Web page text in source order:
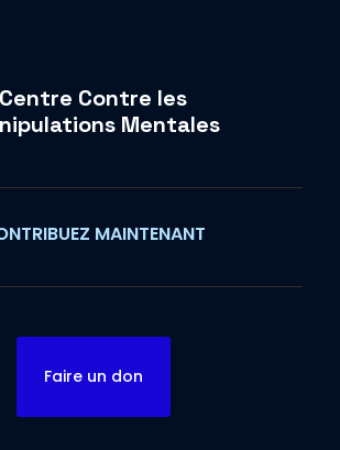
Centre Contre les
Mentales
MAINTENANT
Faire un don